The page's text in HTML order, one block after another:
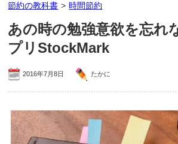
節約の教科書 > 時間節約
あの時の勉強意欲を忘れ
プリStockMark
2016年7月8日 たかに